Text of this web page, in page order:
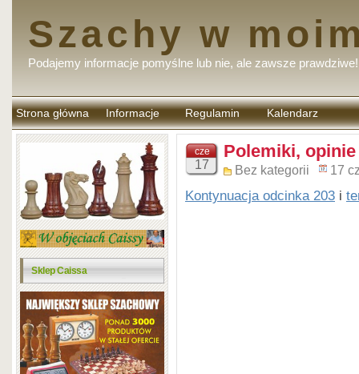
Szachy w
Podajemy informacje pomyślne lub nie, ale zawsze prawdziwe!
Strona główna Informacje Regulamin
komentarzy
Kalendarz
Sklep Caissa
cze
17
Polemiki, opinie
Bez kategorii 17
Kontynuacja odcinka 203 i